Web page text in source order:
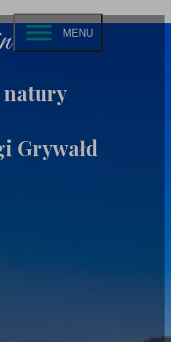
MENU
natury
Grywałd